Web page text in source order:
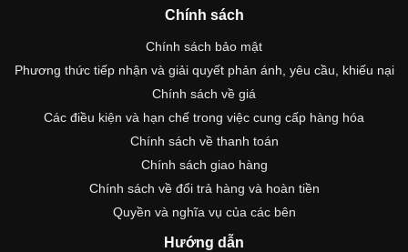
Chính sách
Chính sách bảo mật
Phương thức tiếp nhận và giải quyết phản ánh, yêu cầu, khiếu nại
Chính sách về giá
Các điều kiện và hạn chế trong việc cung cấp hàng hóa
Chính sách về thanh toán
Chính sách giao hàng
Chính sách về đổi trả hàng và hoàn tiền
Quyền và nghĩa vụ của các bên
Hướng dẫn